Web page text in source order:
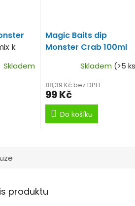
k
Skladem
Magic Baits dip
Monster Crab 100ml
Skladem (>5
88,39 Kč bez DPH
99 Kč
Do košíku
produktu